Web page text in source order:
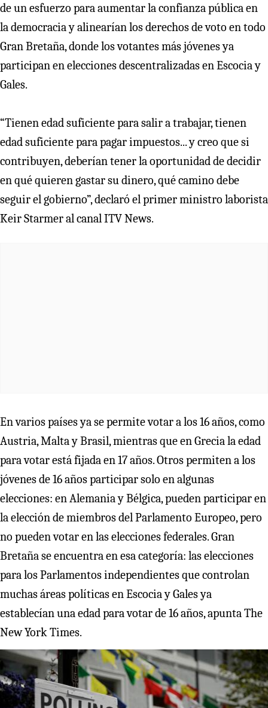
de un esfuerzo para aumentar la confianza pública en
la democracia y alinearían los derechos de voto en todo
Gran Bretaña, donde los votantes más jóvenes ya
participan en elecciones descentralizadas en Escocia y
Gales.
“Tienen edad suficiente para salir a trabajar, tienen
edad suficiente para pagar impuestos... y creo que si
contribuyen, deberían tener la oportunidad de decidir
en qué quieren gastar su dinero, qué camino debe
seguir el gobierno”, declaró el primer ministro laborista
Keir Starmer al canal ITV News.
En varios países ya se permite votar a los 16 años, como
Austria, Malta y Brasil, mientras que en Grecia la edad
para votar está fijada en 17 años. Otros permiten a los
jóvenes de 16 años participar solo en algunas
elecciones: en Alemania y Bélgica, pueden participar en
la elección de miembros del Parlamento Europeo, pero
no pueden votar en las elecciones federales. Gran
Bretaña se encuentra en esa categoría: las elecciones
para los Parlamentos independientes que controlan
muchas áreas políticas en Escocia y Gales ya
establecían una edad para votar de 16 años, apunta The
New York Times.